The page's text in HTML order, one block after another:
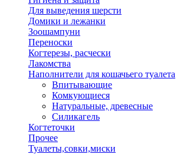
Для выведения шерсти
Домики и лежанки
Зоошампуни
Переноски
Когтерезы, расчески
Лакомства
Наполнители для кошачьего туалета
Впитывающие
Комкующиеся
Натуральные, древесные
Силикагель
Когтеточки
Прочее
Туалеты,совки,миски